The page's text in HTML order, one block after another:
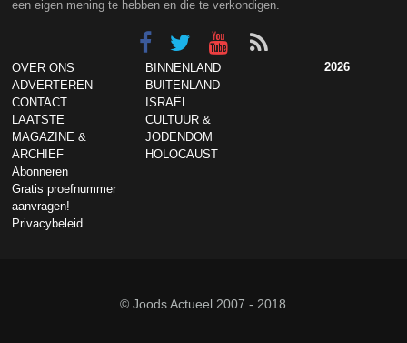
een eigen mening te hebben en die te verkondigen.
OVER ONS
ADVERTEREN
CONTACT
LAATSTE
MAGAZINE &
ARCHIEF
Abonneren
Gratis proefnummer
aanvragen!
Privacybeleid
BINNENLAND
BUITENLAND
ISRAËL
CULTUUR &
JODENDOM
HOLOCAUST
2026
© Joods Actueel 2007 - 2018